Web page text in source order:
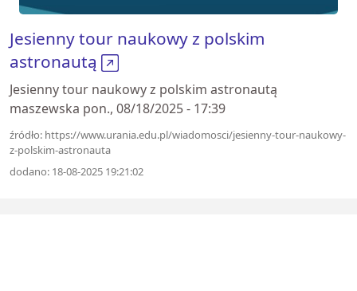
Jesienny tour naukowy z polskim
astronautą
Jesienny tour naukowy z polskim astronautą
maszewska pon., 08/18/2025 - 17:39
źródło: https://www.urania.edu.pl/wiadomosci/jesienny-tour-naukowy-
z-polskim-astronauta
dodano: 18-08-2025 19:21:02